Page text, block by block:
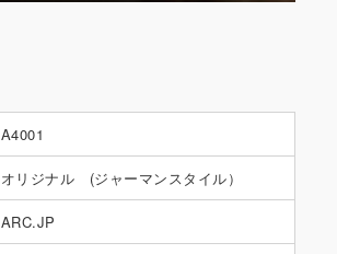
A4001
オリジナル (ジャーマンスタイル）
ARC.JP